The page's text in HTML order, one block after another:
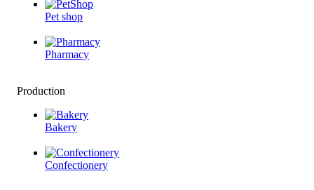
Pet shop
Pharmacy
Production
Bakery
Confectionery